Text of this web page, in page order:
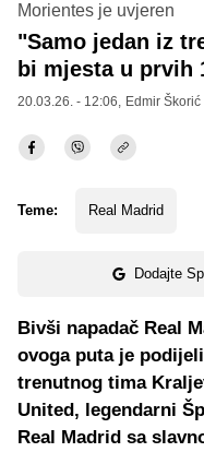
Morientes je uvjeren
"Samo jedan iz
bi mjesta u prvih
20.03.26. - 12:06, Edmir Škorić
Teme: Real Madrid
Dodajte
Bivši napadač Real
ovoga puta je
trenutnog tima
United, legendarni
Real Madrid sa